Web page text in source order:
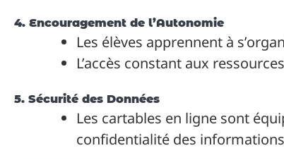
4. Encouragement de l’Autonomie
Les élèves apprennent à
L’accès constant aux
5. Sécurité des Données
Les cartables en ligne sont
confidentialité des